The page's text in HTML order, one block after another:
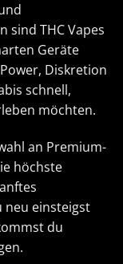
sind THC Vapes
Geräte
Diskretion
schnell,
möchten.
an Premium-
höchste
neu einsteigst
du